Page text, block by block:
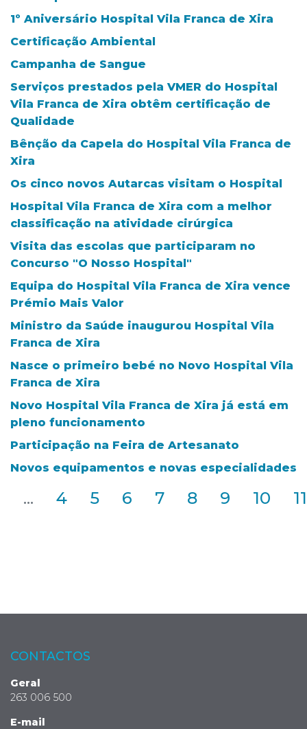
1º Aniversário Hospital Vila Franca de Xira
Certificação Ambiental
Campanha de Sangue
Serviços prestados pela VMER do Hospital
Vila Franca de Xira obtêm certificação de
Qualidade
Bênção da Capela do Hospital Vila Franca de
Xira
Os cinco novos Autarcas visitam o Hospital
Hospital Vila Franca de Xira com a melhor
classificação na atividade cirúrgica
Visita das escolas que participaram no
Concurso "O Nosso Hospital"
Equipa do Hospital Vila Franca de Xira vence
Prémio Mais Valor
Ministro da Saúde inaugurou Hospital Vila
Franca de Xira
Nasce o primeiro bebé no Novo Hospital Vila
Franca de Xira
Novo Hospital Vila Franca de Xira já está em
pleno funcionamento
Participação na Feira de Artesanato
Novos equipamentos e novas especialidades
... 4 5 6 7 8 9 10 11
CONTACTOS
Geral
263 006 500
E-mail